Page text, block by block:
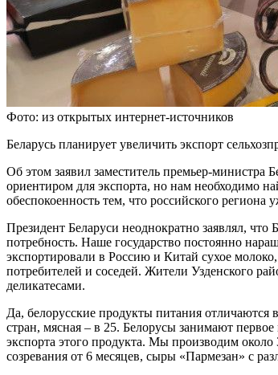
Фото: из открытых интернет-источников
Беларусь планирует увеличить экспорт
Об этом заявил заместитель премьер-
ориентиром для экспорта, но нам необходимо
обеспокоенность тем, что российского региона
Президент Беларуси неоднократно заявлял,
потребность. Наше государство постоянно
экспортировали в Россию и Китай сухое
потребителей и соседей. Жители Узденского
деликатесами.
Да, белорусские продукты питания отличаются
стран, мясная – в 25. Белорусы занимают
экспорта этого продукта. Мы производим
созревания от 6 месяцев, сыры «Пармезан» с